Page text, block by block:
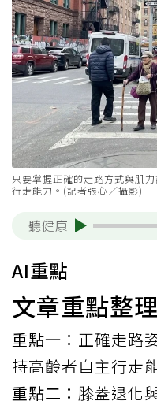
只要掌握正確的走路方式與肌
行走能力。(記者張心／攝影)
聽健康
AI重點
文章重點整理
重點一： 正確走路
持高齡者自主行走
重點二： 膝蓋退化